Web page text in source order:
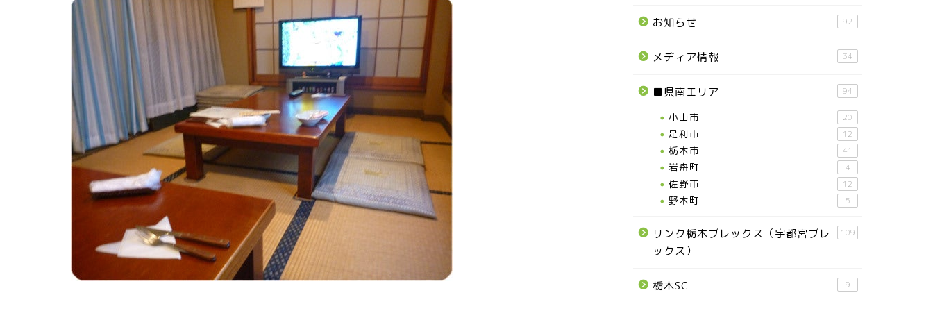
お知らせ 92
メディア情報 34
■県南エリア 94
小山市 20
足利市 12
栃木市 41
岩舟町 4
佐野市 12
野木町 5
リンク栃木ブレックス（宇都宮ブレ
ックス）
109
栃木SC 9